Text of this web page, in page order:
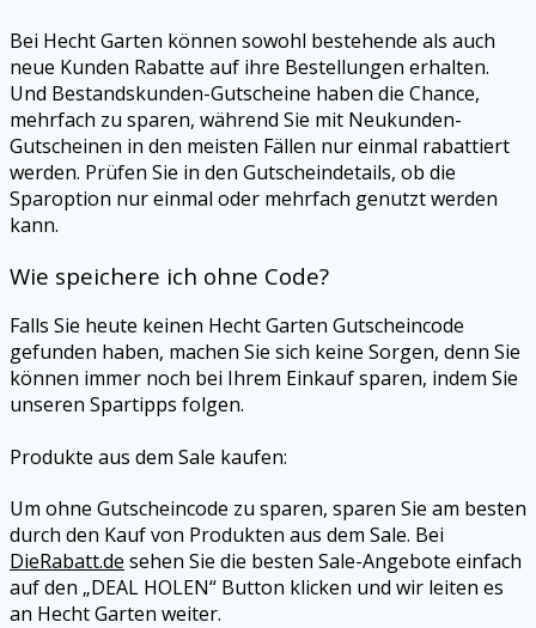
Bei Hecht Garten können sowohl bestehende als auch
neue Kunden Rabatte auf ihre Bestellungen erhalten.
Und Bestandskunden-Gutscheine haben die Chance,
mehrfach zu sparen, während Sie mit Neukunden-
Gutscheinen in den meisten Fällen nur einmal rabattiert
werden. Prüfen Sie in den Gutscheindetails, ob die
Sparoption nur einmal oder mehrfach genutzt werden
kann.
Wie speichere ich ohne Code?
Falls Sie heute keinen Hecht Garten Gutscheincode
gefunden haben, machen Sie sich keine Sorgen, denn Sie
können immer noch bei Ihrem Einkauf sparen, indem Sie
unseren Spartipps folgen.
Produkte aus dem Sale kaufen:
Um ohne Gutscheincode zu sparen, sparen Sie am besten
durch den Kauf von Produkten aus dem Sale. Bei
DieRabatt.de sehen Sie die besten Sale-Angebote einfach
auf den „DEAL HOLEN“ Button klicken und wir leiten es
an Hecht Garten weiter.